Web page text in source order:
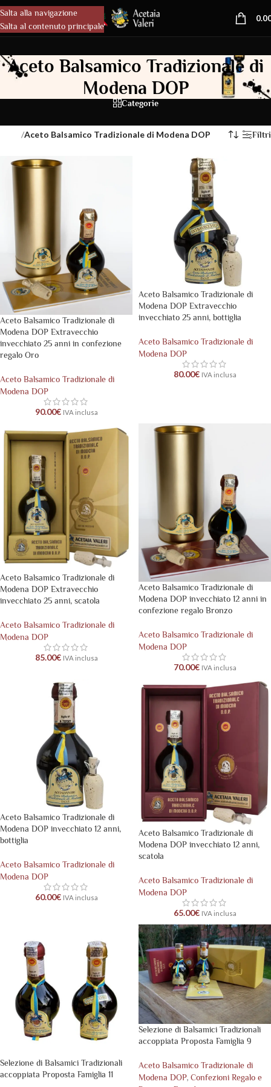
Salta alla navigazione
Salta al contenuto principale
MENU
Aceto Balsamico Tradizionale di
Modena DOP
Categorie
/Aceto Balsamico Tradizionale di Modena DOP Filtri
Aceto Balsamico Tradizionale di
Modena DOP Extravecchio
invecchiato 25 anni in confezione
regalo Oro
Aceto Balsamico Tradizionale di
Modena DOP
90.00€ IVA inclusa
Aceto Balsamico Tradizionale di
Modena DOP Extravecchio
invecchiato 25 anni, bottiglia
Aceto Balsamico Tradizionale di
Modena DOP
80.00€ IVA inclusa
Aceto Balsamico Tradizionale di
Modena DOP Extravecchio
invecchiato 25 anni, scatola
Aceto Balsamico Tradizionale di
Modena DOP
85.00€ IVA inclusa
Aceto Balsamico Tradizionale di
Modena DOP invecchiato 12 anni in
confezione regalo Bronzo
Aceto Balsamico Tradizionale di
Modena DOP
70.00€ IVA inclusa
Aceto Balsamico Tradizionale di
Modena DOP invecchiato 12 anni,
bottiglia
Aceto Balsamico Tradizionale di
Modena DOP
60.00€ IVA inclusa
Aceto Balsamico Tradizionale di
Modena DOP invecchiato 12 anni,
scatola
Aceto Balsamico Tradizionale di
Modena DOP
65.00€ IVA inclusa
Selezione di Balsamici Tradizionali
accoppiata Proposta Famiglia 11
Selezione di Balsamici Tradizionali
accoppiata Proposta Famiglia 9
Aceto Balsamico Tradizionale di
Modena DOP, Confezioni Regalo e